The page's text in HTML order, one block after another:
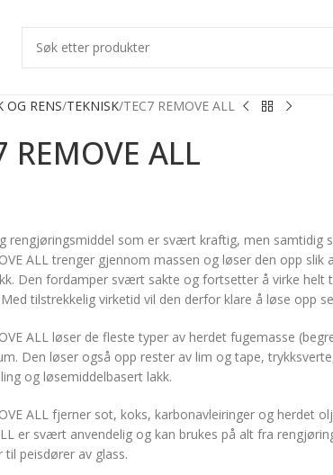
OG RENS TEKNISK TEC7 REMOVE ALL
REMOVE ALL
rengjøringsmiddel som er svært kraftig, men samtidig
ALL trenger gjennom massen og løser den opp slik
Den fordamper svært sakte og fortsetter å virke helt
tilstrekkelig virketid vil den derfor klare å løse opp
ALL løser de fleste typer av herdet fugemasse
Den løser også opp rester av lim og tape,
og løsemiddelbasert lakk.
ALL fjerner sot, koks, karbonavleiringer og herdet
er svært anvendelig og kan brukes på alt fra
peisdører av glass.